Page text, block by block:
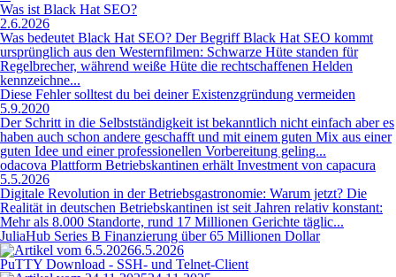
Was ist Black Hat SEO?
2.6.2026
Was bedeutet Black Hat SEO? Der Begriff Black Hat SEO kommt
ursprünglich aus den Westernfilmen: Schwarze Hüte standen für
Regelbrecher, während weiße Hüte die rechtschaffenen Helden
kennzeichne...
Diese Fehler solltest du bei deiner Existenzgründung vermeiden
5.9.2020
Der Schritt in die Selbstständigkeit ist bekanntlich nicht einfach aber es
haben auch schon andere geschafft und mit einem guten Mix aus einer
guten Idee und einer professionellen Vorbereitung geling...
odacova Plattform Betriebskantinen erhält Investment von capacura
5.5.2026
Digitale Revolution in der Betriebsgastronomie: Warum jetzt? Die
Realität in deutschen Betriebskantinen ist seit Jahren relativ konstant:
Mehr als 8.000 Standorte, rund 17 Millionen Gerichte täglic...
JuliaHub Series B Finanzierung über 65 Millionen Dollar
6.5.2026
PuTTY Download - SSH- und Telnet-Client